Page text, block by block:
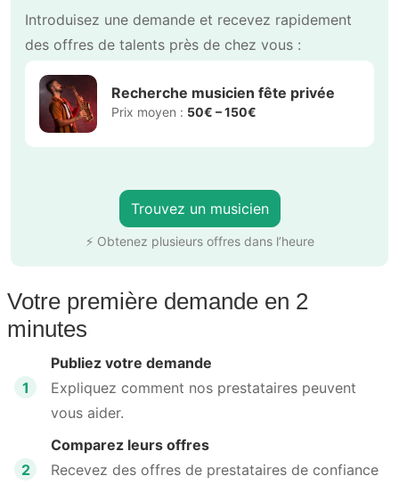
Introduisez une demande et recevez rapidement
des offres de talents près de chez vous :
Recherche musicien fête privée
Prix moyen : 50€ – 150€
Trouvez un musicien
⚡ Obtenez plusieurs offres dans l’heure
Votre première demande en 2
minutes
1
Publiez votre demande
Expliquez comment nos prestataires peuvent
vous aider.
2
Comparez leurs offres
Recevez des offres de prestataires de confiance